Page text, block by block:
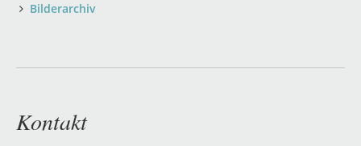
Bilderarchiv
Kontakt